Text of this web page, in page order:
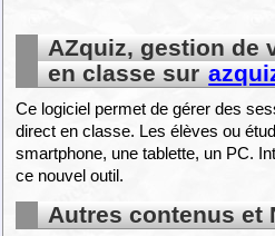
AZquiz, gestion de
en classe sur
Ce logiciel permet de gérer des
direct en classe. Les élèves ou
smartphone, une tablette, un PC.
ce nouvel outil.
Autres contenus et